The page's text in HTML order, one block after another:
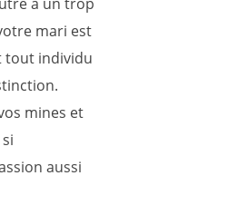
mari est
tout individu
mines et
aussi